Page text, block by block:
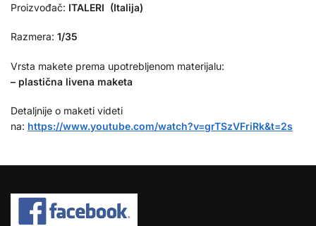
Proizvođač: ITALERI (Italija)
Razmera: 1/35
Vrsta makete prema upotrebljenom materijalu:
– plastična livena maketa
Detaljnije o maketi videti
na: https://www.youtube.com/watch?v=grTSzVFriRk&t=2s